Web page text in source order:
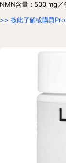
NMN含量：500 mg／
>> 按此了解或購買